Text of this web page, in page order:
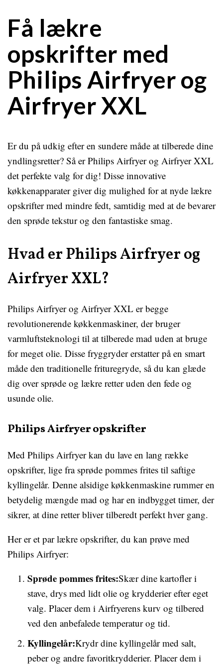
Få lækre
opskrifter med
Philips Airfryer og
Airfryer XXL
Er du på udkig efter en sundere måde at tilberede dine
yndlingsretter? Så er Philips Airfryer og Airfryer XXL
det perfekte valg for dig! Disse innovative
køkkenapparater giver dig mulighed for at nyde lækre
opskrifter med mindre fedt, samtidig med at de bevarer
den sprøde tekstur og den fantastiske smag.
Hvad er Philips Airfryer og
Airfryer XXL?
Philips Airfryer og Airfryer XXL er begge
revolutionerende køkkenmaskiner, der bruger
varmluftsteknologi til at tilberede mad uden at bruge
for meget olie. Disse fryggryder erstatter på en smart
måde den traditionelle frituregryde, så du kan glæde
dig over sprøde og lækre retter uden den fede og
usunde olie.
Philips Airfryer opskrifter
Med Philips Airfryer kan du lave en lang række
opskrifter, lige fra sprøde pommes frites til saftige
kyllingelår. Denne alsidige køkkenmaskine rummer en
betydelig mængde mad og har en indbygget timer, der
sikrer, at dine retter bliver tilberedt perfekt hver gang.
Her er et par lækre opskrifter, du kan prøve med
Philips Airfryer:
Sprøde pommes frites:Skær dine kartofler i
stave, drys med lidt olie og krydderier efter eget
valg. Placer dem i Airfryerens kurv og tilbered
ved den anbefalede temperatur og tid.
Kyllingelår:Krydr dine kyllingelår med salt,
peber og andre favoritkrydderier. Placer dem i